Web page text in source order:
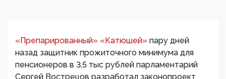
«Препарированный» «Катюшей» пару дней
назад защитник прожиточного минимума для
пенсионеров в 3,5 тыс рублей парламентарий
Сергей Вострецов разработал законопроект,